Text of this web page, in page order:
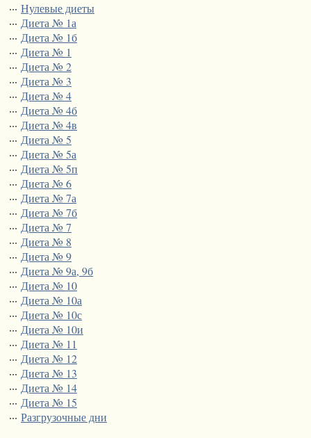
··· Нулевые диеты
··· Диета № 1а
··· Диета № 1б
··· Диета № 1
··· Диета № 2
··· Диета № 3
··· Диета № 4
··· Диета № 4б
··· Диета № 4в
··· Диета № 5
··· Диета № 5а
··· Диета № 5п
··· Диета № 6
··· Диета № 7а
··· Диета № 7б
··· Диета № 7
··· Диета № 8
··· Диета № 9
··· Диета № 9а, 9б
··· Диета № 10
··· Диета № 10а
··· Диета № 10с
··· Диета № 10и
··· Диета № 11
··· Диета № 12
··· Диета № 13
··· Диета № 14
··· Диета № 15
··· Разгрузочные дни